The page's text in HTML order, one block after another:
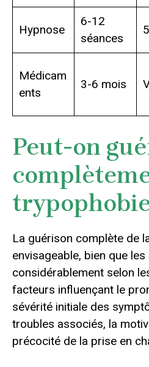
Hypnose
6-12
séances
Médicam
ents
3-6 mois
Peut-on
La guérison complète de
envisageable, bien que
considérablement selon
facteurs influençant le
sévérité initiale des
troubles associés, la
précocité de la prise en